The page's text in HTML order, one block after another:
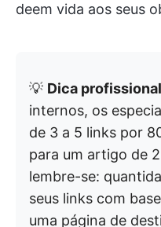
deem vida aos seus
💡 Dica profissional
internos, os
de 3 a 5 links por
para um artigo de
lembre-se:
seus links com
uma página de